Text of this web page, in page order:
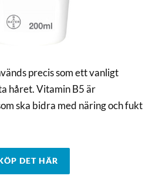
precis som ett vanligt
håret. Vitamin B5 är
ska bidra med näring och fukt
DET HÄR